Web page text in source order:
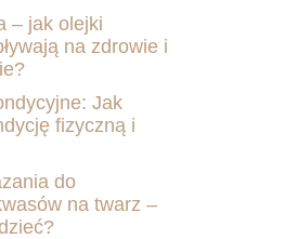
– jak olejki
na zdrowie i
Jak
fizyczną i
do
na twarz –